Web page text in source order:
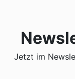
Jetzt im